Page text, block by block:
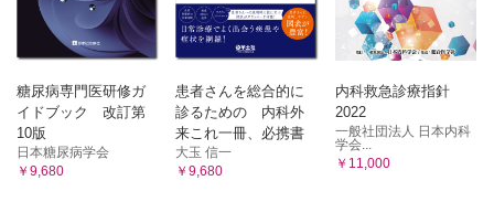
糖尿病専門医研修ガ
イドブック 改訂第
10版
日本糖尿病学会
￥9,680
患者さんを総合的に
診るための 内科外
来これ一冊、必携書
大玉 信一
￥9,680
内科救急診療指針
2022
一般社団法人 日本内科
学会...
￥11,000